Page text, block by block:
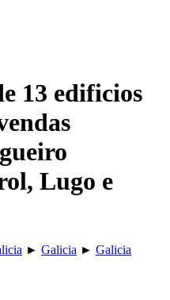
13 edificios
Lugo e
► Galicia ► Galicia